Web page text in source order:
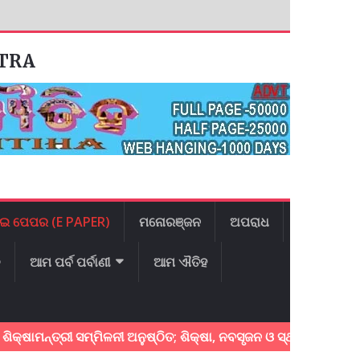
ଇ ପେପର (E PAPER) ମନୋରଞ୍ଜନ ଅପରାଧ
ଆମ ପର୍ବ ପର୍ବାଣୀ ଆମ ଐତିହ
ସମ୍ମିଳନୀ ଅନୁଷ୍ଠିତ; ଶିକ୍ଷା, ନବସୃଜନ ଓ ସ୍ଥାୟୀ ବିକାଶ ଉପରେ